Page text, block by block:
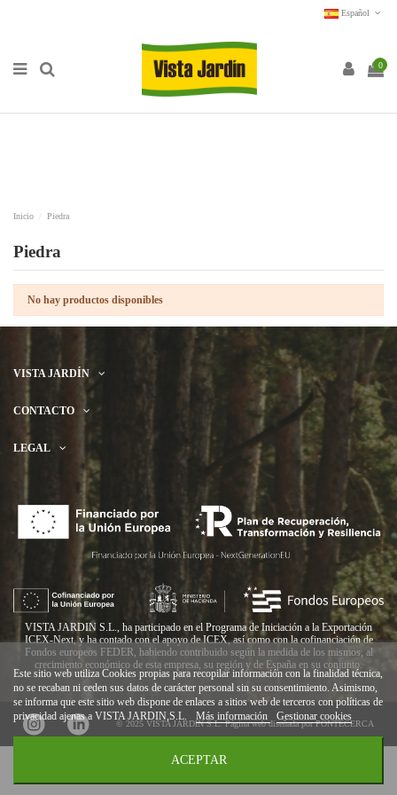
Español
0
Inicio Piedra
Piedra
No hay productos disponibles
VISTA JARDÍN
CONTACTO
LEGAL
Este sitio web utiliza Cookies propias para recopilar información con la finalidad técnica,
no se recaban ni ceden sus datos de carácter personal sin su consentimiento. Asimismo,
se informa que este sitio web dispone de enlaces a sitios web de terceros con políticas de
privacidad ajenas a VISTA JARDIN,S.L.
Más información Gestionar cookies
ACEPTAR
VISTA JARDIN S.L., ha participado en el Programa de Iniciación a la Exportación
ICEX-Next, y ha contado con el apoyo de ICEX, así como con la cofinanciación de
Fondos europeos FEDER, habiendo contribuido según la medida de los mismos, al
crecimiento económico de esta empresa, su región y de España en su conjunto.
© 2025 VISTA JARDIN S.L.Página web diseñada por PONTECERCA